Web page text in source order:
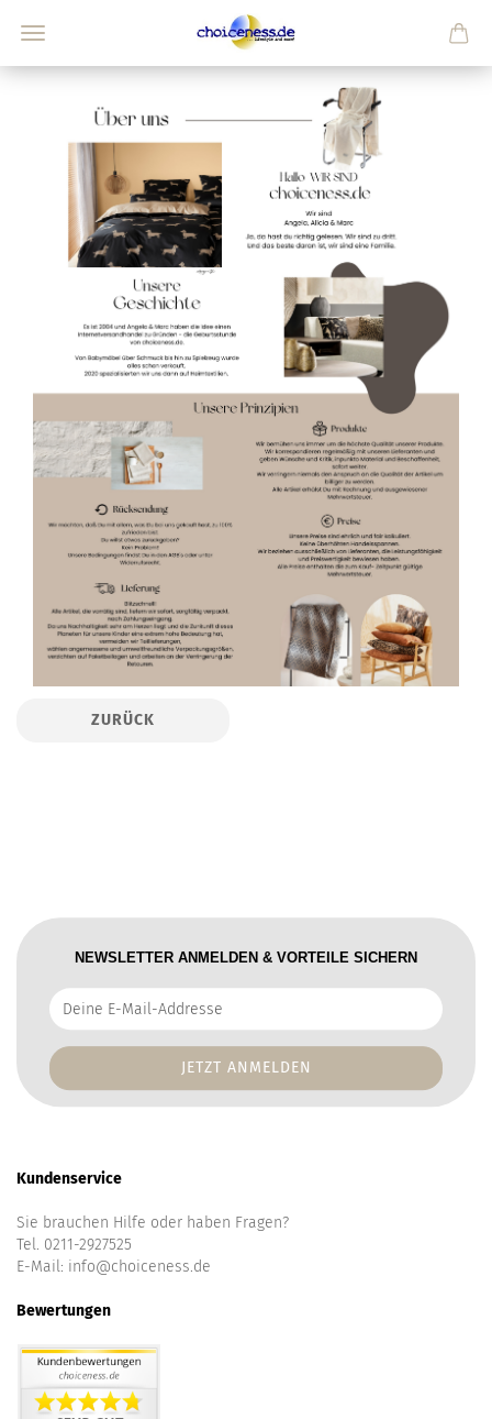
ZURÜCK
NEWSLETTER ANMELDEN & VORTEILE SICHERN
Deine
E-
Addresse
Kundenservice
Sie brauchen Hilfe oder haben Fragen?
Tel. 0211-2927525
E-Mail: info@choiceness.de
Bewertungen